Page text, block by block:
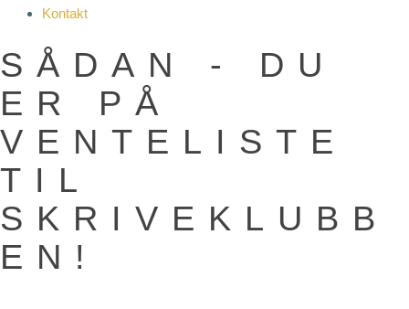
Kontakt
SÅDAN - DU
ER PÅ
VENTELISTE
TIL
SKRIVEKLUBB
EN!